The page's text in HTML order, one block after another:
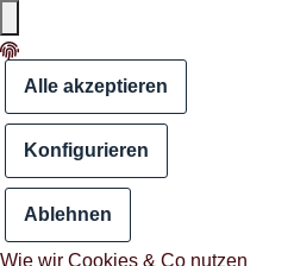
Alle akzeptieren
Konfigurieren
Ablehnen
Wie wir Cookies & Co nutzen